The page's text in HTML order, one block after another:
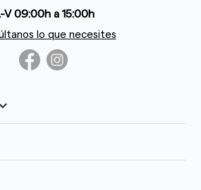
V 09:00h a 15:00h
lo que necesites